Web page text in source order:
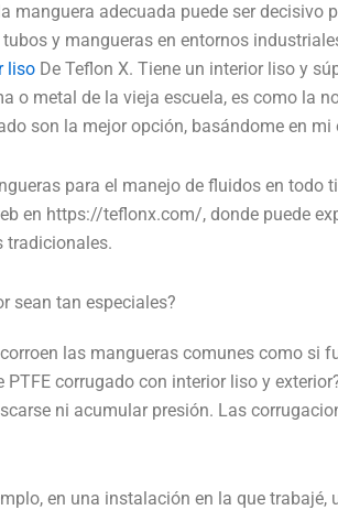
manguera adecuada puede ser decisivo
y mangueras en entornos
liso De Teflon X. Tiene un interior liso y
metal de la vieja escuela, es como la
son la mejor opción, basándome en mi
para el manejo de fluidos en todo
en https://teflonx.com/, donde puede
tradicionales.
sean tan especiales?
las mangueras comunes como si
corrugado con interior liso y
ni acumular presión. Las
en una instalación en la que